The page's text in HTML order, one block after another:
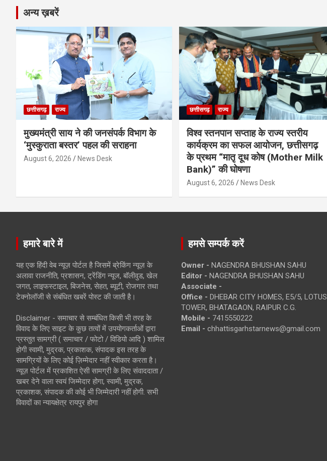
अन्य ख़बरें
छत्तीसगढ़ राज्य
मुख्यमंत्री साय ने की जनसंपर्क विभाग के
‘मुस्कुराता बस्तर’ पहल की सराहना
August 6, 2026 News Desk
छत्तीसगढ़ राज्य
विश्व स्तनपान सप्ताह के राज्य स्तरीय
कार्यक्रम का सफल आयोजन, छत्तीसगढ़
के प्रथम “मातृ दूध कोष (Mother Milk
Bank)” की घोषणा
August 6, 2026 News Desk
हमारे बारे में
यह एक हिंदी वेब न्यूज़ पोर्टल है जिसमें ब्रेकिंग न्यूज़ के
अलावा राजनीति, प्रशासन, ट्रेंडिंग न्यूज, बॉलीवुड, खेल
जगत, लाइफस्टाइल, बिजनेस, सेहत, ब्यूटी, रोजगार तथा
टेक्नोलॉजी से संबंधित खबरें पोस्ट की जाती है।
Disclaimer - समाचार से सम्बंधित किसी भी तरह के
विवाद के लिए साइट के कुछ तत्वों में उपयोगकर्ताओं द्वारा
प्रस्तुत सामग्री ( समाचार / फोटो / विडियो आदि ) शामिल
होगी स्वामी, मुद्रक, प्रकाशक, संपादक इस तरह के
सामग्रियों के लिए कोई ज़िम्मेदार नहीं स्वीकार करता है।
न्यूज़ पोर्टल में प्रकाशित ऐसी सामग्री के लिए संवाददाता /
खबर देने वाला स्वयं जिम्मेदार होगा, स्वामी, मुद्रक,
प्रकाशक, संपादक की कोई भी जिम्मेदारी नहीं होगी. सभी
विवादों का न्यायक्षेत्र रायपुर होगा
हमसे सम्पर्क करें
Owner - NAGENDRA BHUSHAN SAHU
Editor - NAGENDRA BHUSHAN SAHU
Associate -
Office - DHEBAR CITY HOMES, E5/5, LOTUS
TOWER, BHATAGAON, RAIPUR C.G.
Mobile - 7415550222
Email - chhattisgarhstarnews@gmail.com